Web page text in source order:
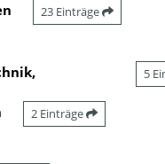
23 Einträge
5
2 Einträge